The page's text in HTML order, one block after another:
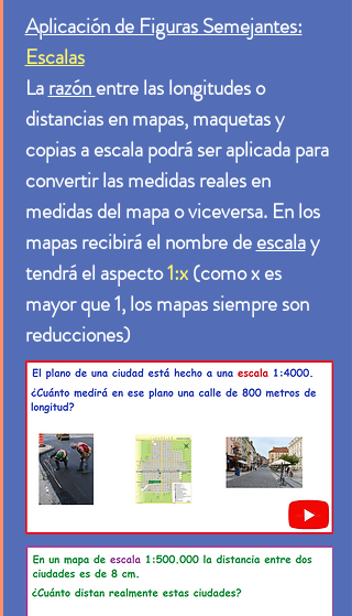
Aplicación de Figuras Semejantes:
Escalas
Larazónentre las longitudes o
distancias en mapas, maquetas y
copias a escala podrá ser aplicada para
convertir las medidas reales en
medidas del mapa o viceversa. En los
mapas recibirá el nombre deescalay
tendrá el aspecto1:x(como x es
mayor que 1, los mapas siempre son
reducciones)